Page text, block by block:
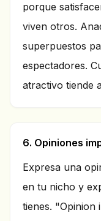
porque
viven otros.
superpuestos
espectadores.
atractivo tiende
6. Opiniones
Expresa una
en tu nicho y
tienes. "Opinion